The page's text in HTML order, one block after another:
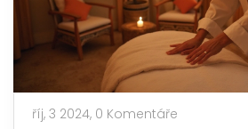
říj, 3 2024, 0 Komentáře